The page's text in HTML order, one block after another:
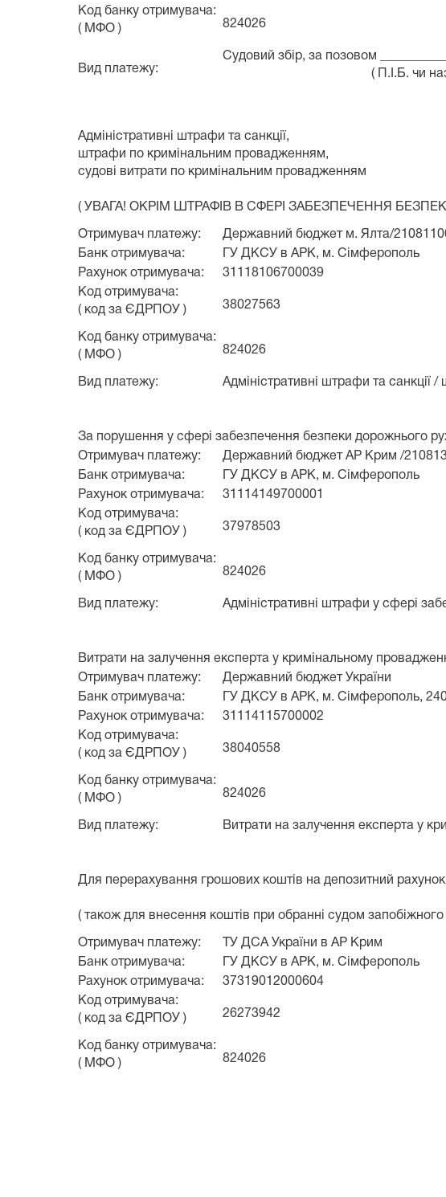
Код банку отримувача:
( МФО )
824026
Вид платежу:
Судовий збір, за позовом
( П.І.Б. чи
Адміністративні штрафи та санкції,
штрафи по кримінальним провадженням,
судові витрати по кримінальним провадженням
( УВАГА! ОКРІМ ШТРАФІВ В СФЕРІ ЗАБЕЗПЕЧЕННЯ
Отримувач платежу:
Державний бюджет м. Ялта/
Банк отримувача:
ГУ ДКСУ в АРК, м. Сімферополь
Рахунок отримувача:
31118106700039
Код отримувача:
( код за ЄДРПОУ )
38027563
Код банку отримувача:
( МФО )
824026
Вид платежу: Адміністративні штрафи та
За порушення у сфері забезпечення безпеки дорожнього
Отримувач платежу:
Державний бюджет АР Крим /
Банк отримувача:
ГУ ДКСУ в АРК, м. Сімферополь
Рахунок отримувача:
31114149700001
Код отримувача:
( код за ЄДРПОУ )
37978503
Код банку отримувача:
( МФО )
824026
Вид платежу: Адміністративні штрафи у сфері
Витрати на залучення експерта у кримінальному
Отримувач платежу:
Державний бюджет України
Банк отримувача:
ГУ ДКСУ в АРК, м. Сімферополь,
Рахунок отримувача:
31114115700002
Код отримувача:
( код за ЄДРПОУ )
38040558
Код банку отримувача:
( МФО )
824026
Вид платежу: Витрати на залучення експерта у
Для перерахування грошових коштів на депозитний
( також для внесення коштів при обранні судом запобіжного
Отримувач платежу:
ТУ ДСА України в АР Крим
Банк отримувача:
ГУ ДКСУ в АРК, м. Сімферополь
Рахунок отримувача:
37319012000604
Код отримувача:
( код за ЄДРПОУ )
26273942
Код банку отримувача:
( МФО )
824026